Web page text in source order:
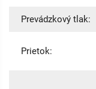
Prevádzkový tlak:
Prietok: